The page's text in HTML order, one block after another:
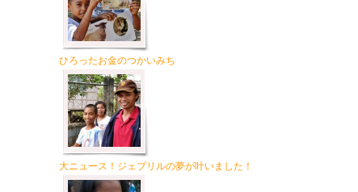
ひろったお金のつかいみち
大ニュース！ジェプリルの夢が叶いました！